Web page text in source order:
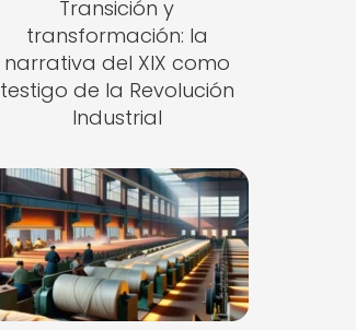
Transición y
transformación: la
narrativa del XIX como
testigo de la Revolución
Industrial